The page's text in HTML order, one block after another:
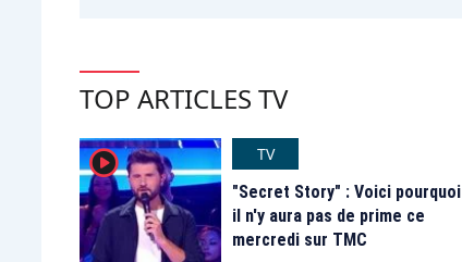
TOP ARTICLES TV
player2
TV
"Secret Story" : Voici pourquoi
il n'y aura pas de prime ce
mercredi sur TMC